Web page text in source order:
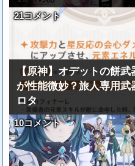
21コメント
【原神】オデットの餅
が性能微妙？旅人専用武
ロタ
10コメント